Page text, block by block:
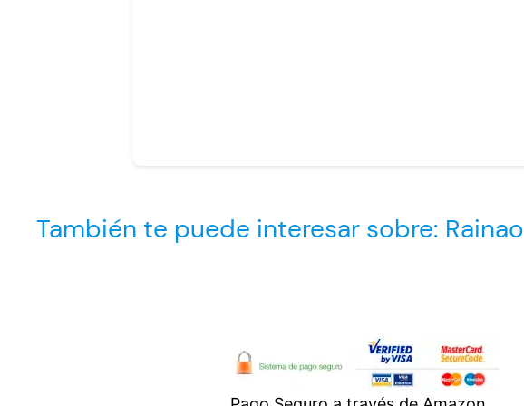
También te puede interesar sobre: Rainao